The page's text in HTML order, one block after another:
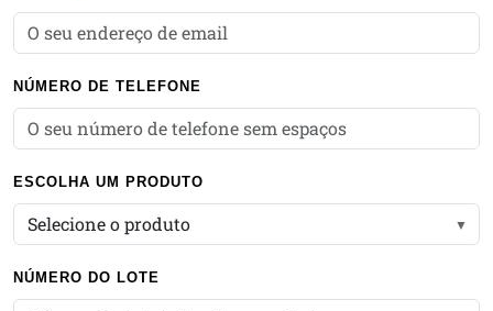
NÚMERO DE TELEFONE
ESCOLHA UM PRODUTO
Selecione o produto
NÚMERO DO LOTE